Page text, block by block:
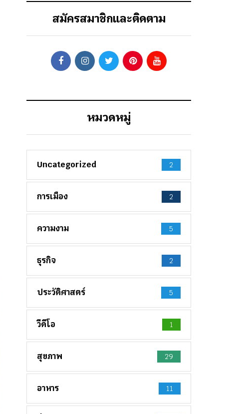
สมัครสมาชิกและติดตาม
หมวดหมู่
Uncategorized 2
การเมือง 2
ความงาม 5
ธุรกิจ 2
ประวัติศาสตร์ 5
วีดีโอ 1
สุขภาพ 29
อาหาร 11